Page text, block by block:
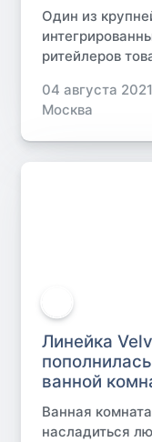
Один из
ритейлеров
04 августа 2021
Москва
Линейка
ванной
Ванная
насладиться